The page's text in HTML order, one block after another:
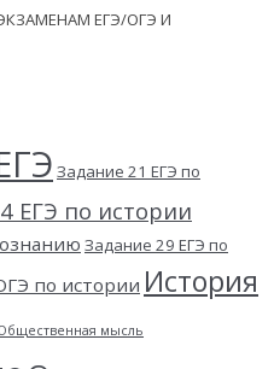
ЕГЭ/ОГЭ И
Задание 21 ЕГЭ по
ЕГЭ по истории
Задание 29 ЕГЭ по
по истории История
мысль